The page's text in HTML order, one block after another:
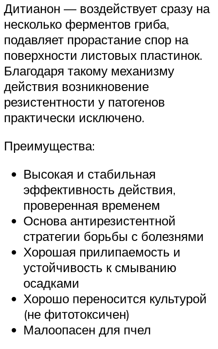
Дитианон — воздействует сразу на
несколько ферментов гриба,
подавляет прорастание спор на
поверхности листовых пластинок.
Благодаря такому механизму
действия возникновение
резистентности у патогенов
практически исключено.
Преимущества:
Высокая и стабильная
эффективность действия,
проверенная временем
Основа антирезистентной
стратегии борьбы с болезнями
Хорошая прилипаемость и
устойчивость к смыванию
осадками
Хорошо переносится культурой
(не фитотоксичен)
Малоопасен для пчел